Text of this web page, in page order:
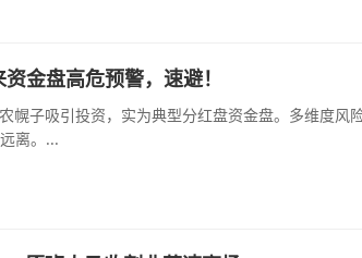
金盘高危预警，速避！
幌子吸引投资，实为典型分红盘资金盘。多维度风
离。...